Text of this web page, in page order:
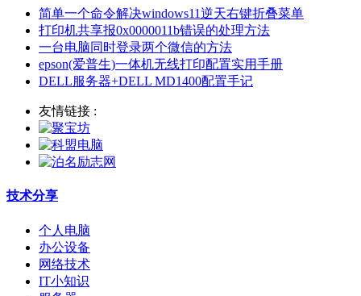
简单一个命令解决windows11逆天右键折叠菜单
打印机共享报0x0000011b错误的处理方法
一台电脑同时登录两个微信的方法
epson(爱普生)一体机无线打印配置实用手册
DELL服务器+DELL MD1400配置手记
友情链接 :
技术分享
个人电脑
办公设备
网络技术
IT小知识